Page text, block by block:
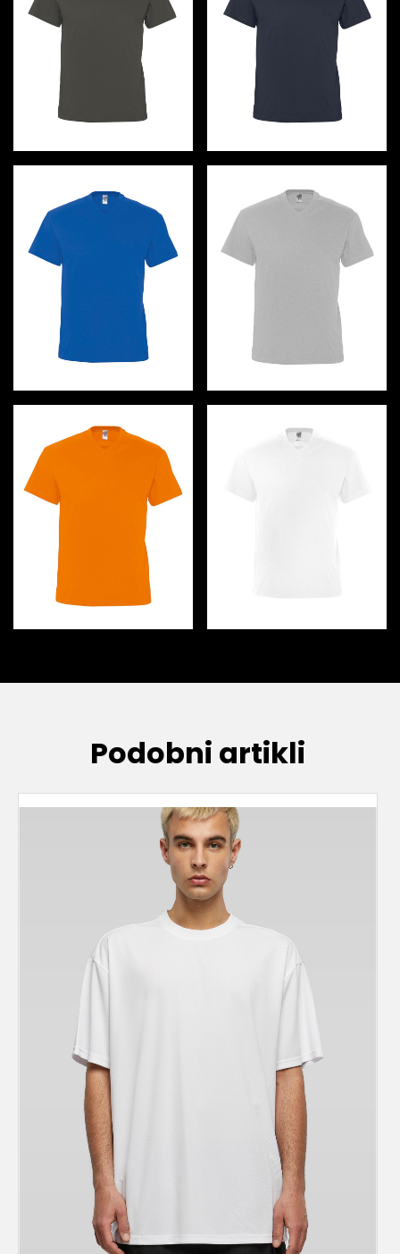
Podobni artikli